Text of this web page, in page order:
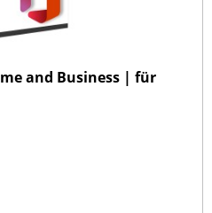
and Business | für